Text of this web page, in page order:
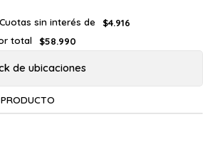
Cuotas sin interés de
$4.916
total
$58.990
de ubicaciones